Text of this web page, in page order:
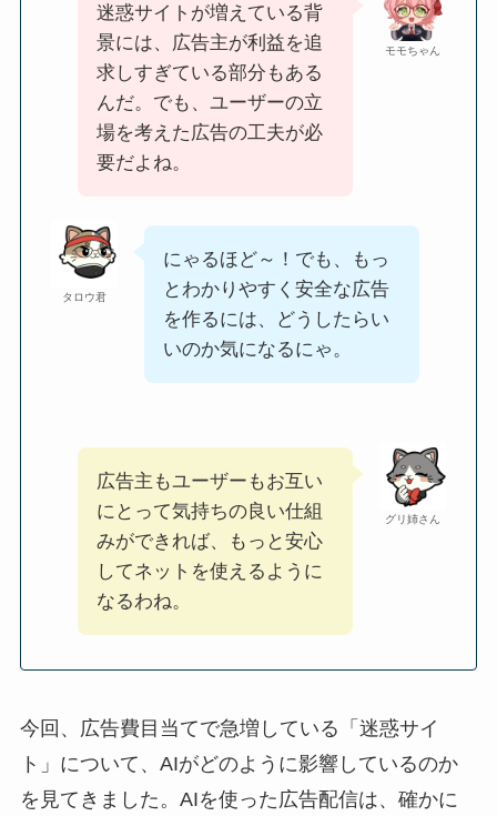
モモちゃん
迷惑サイトが増えている背
景には、広告主が利益を追
求しすぎている部分もある
んだ。でも、ユーザーの立
場を考えた広告の工夫が必
要だよね。
タロウ君
にゃるほど～！でも、もっ
とわかりやすく安全な広告
を作るには、どうしたらい
いのか気になるにゃ。
グリ姉さん
広告主もユーザーもお互い
にとって気持ちの良い仕組
みができれば、もっと安心
してネットを使えるように
なるわね。
今回、広告費目当てで急増している「迷惑サイ
ト」について、AIがどのように影響しているのか
を見てきました。AIを使った広告配信は、確かに